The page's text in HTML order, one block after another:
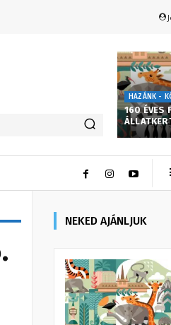
HAZÁNK -
160 ÉVES
NEKED AJÁNLJUK